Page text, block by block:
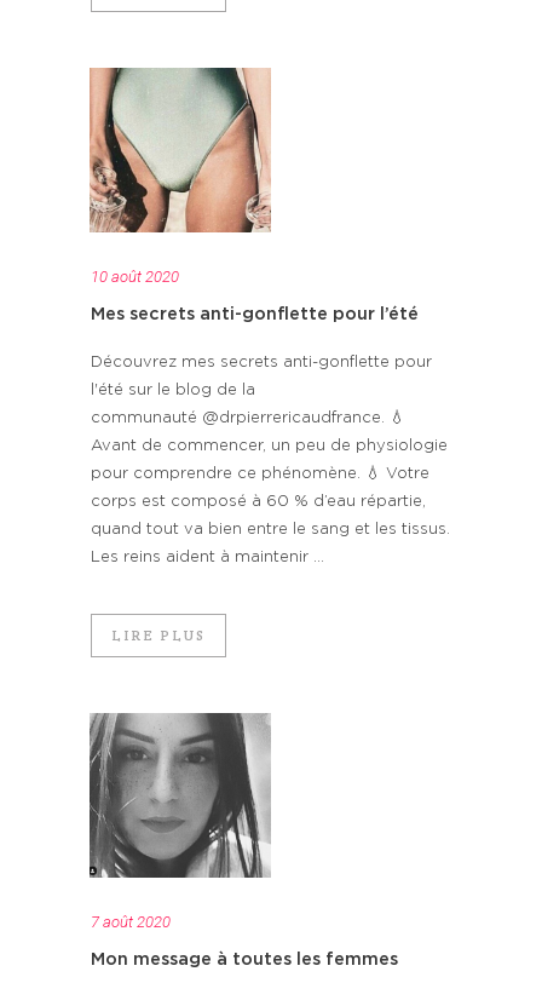
10 août 2020
Mes secrets anti-gonflette pour l’été
Découvrez mes secrets anti-gonflette pour
l'été sur le blog de la
communauté @drpierrericaudfrance. 💧
Avant de commencer, un peu de physiologie
pour comprendre ce phénomène. 💧 Votre
corps est composé à 60 % d’eau répartie,
quand tout va bien entre le sang et les tissus.
Les reins aident à maintenir ...
LIRE PLUS
7 août 2020
Mon message à toutes les femmes